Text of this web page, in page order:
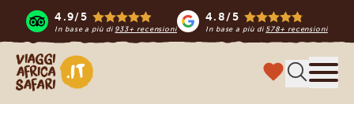
4.9/5
In base a più di 933+ recensioni
4.8/5
In base a più di578+ recensioni
Viaggi Africa Safari